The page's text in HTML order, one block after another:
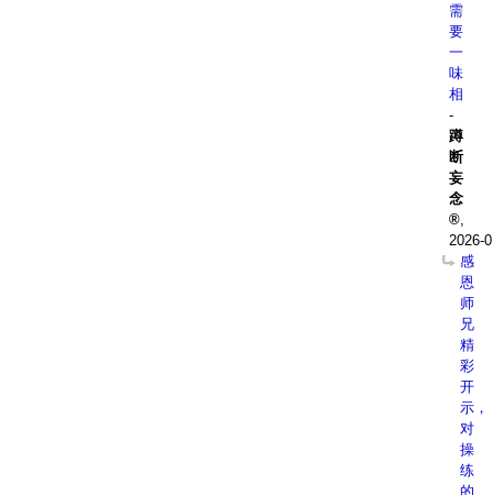
需
要
一
味
相
-
蹲
断
妄
念
2026-
感
恩
师
兄
精
彩
开
示，
对
操
练
的